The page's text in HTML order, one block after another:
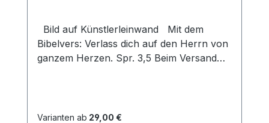
Bild auf Künstlerleinwand Mit dem
Bibelvers: Verlass dich auf den Herrn von
ganzem Herzen. Spr. 3,5 Beim Versand
Zuschlag für Sperrgut in Höhe von
Varianten ab 29,00 €